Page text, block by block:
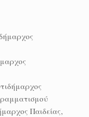
Παιδείας,